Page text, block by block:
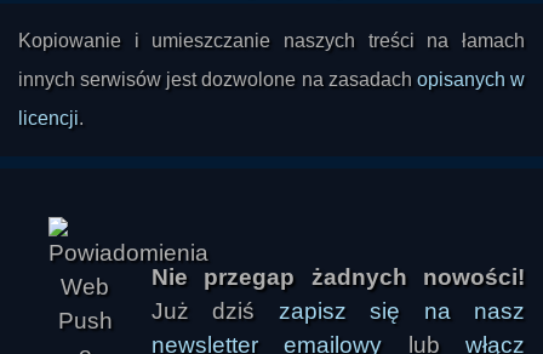
Kopiowanie i umieszczanie naszych treści na łamach
innych serwisów jest dozwolone na zasadach opisanych w
licencji.
Nie przegap żadnych nowości!
Już dziś zapisz się na nasz
newsletter emailowy lubwłącz